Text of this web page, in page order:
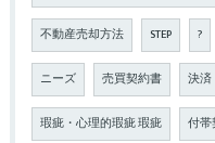
不動産売却方法 STEP ?
ニーズ 売買契約書 決済
瑕疵・心理的瑕疵 瑕疵 付